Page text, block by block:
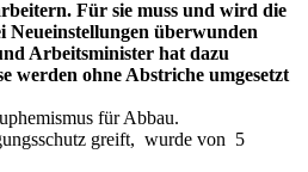
Für sie muss und wird die
Neueinstellungen überwunden
Arbeitsminister hat dazu
werden ohne Abstriche umgesetzt
für Abbau.
greift, wurde von 5